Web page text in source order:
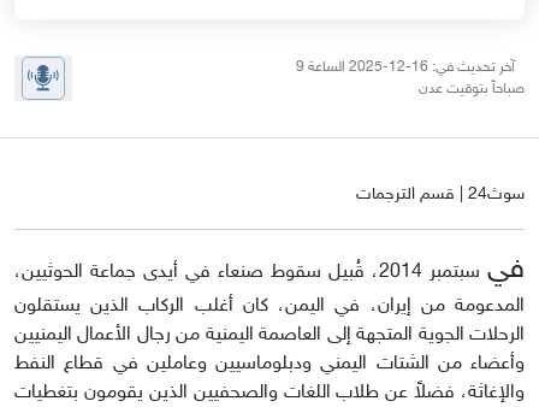
آخر تحديث في: 16-12-2025 الساعة 9
صباحاً بتوقيت عدن
سوث24 | قسم الترجمات
في
سبتمبر 2014، قُبيل سقوط صنعاء في أيدى جماعة الحوثيين،
المدعومة من إيران، في اليمن، كان أغلب الركاب الذين يستقلون
الرحلات الجوية المتجهة إلى العاصمة اليمنية من رجال الأعمال اليمنيين
وأعضاء من الشتات اليمني ودبلوماسيين وعاملين في قطاع النفط
والإغاثة، فضلاً عن طلاب اللغات والصحفيين الذين يقومون بتغطيات